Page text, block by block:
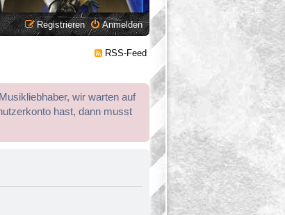
Anmelden
Registrieren
RSS-Feed
wir warten auf
hast, dann musst